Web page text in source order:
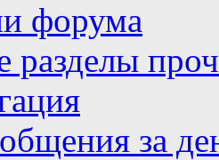
форума
разделы
за